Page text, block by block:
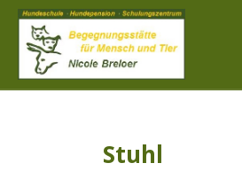
Stuhl